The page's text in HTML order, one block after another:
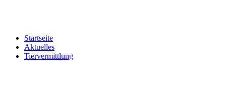
Startseite
Aktuelles
Tiervermittlung